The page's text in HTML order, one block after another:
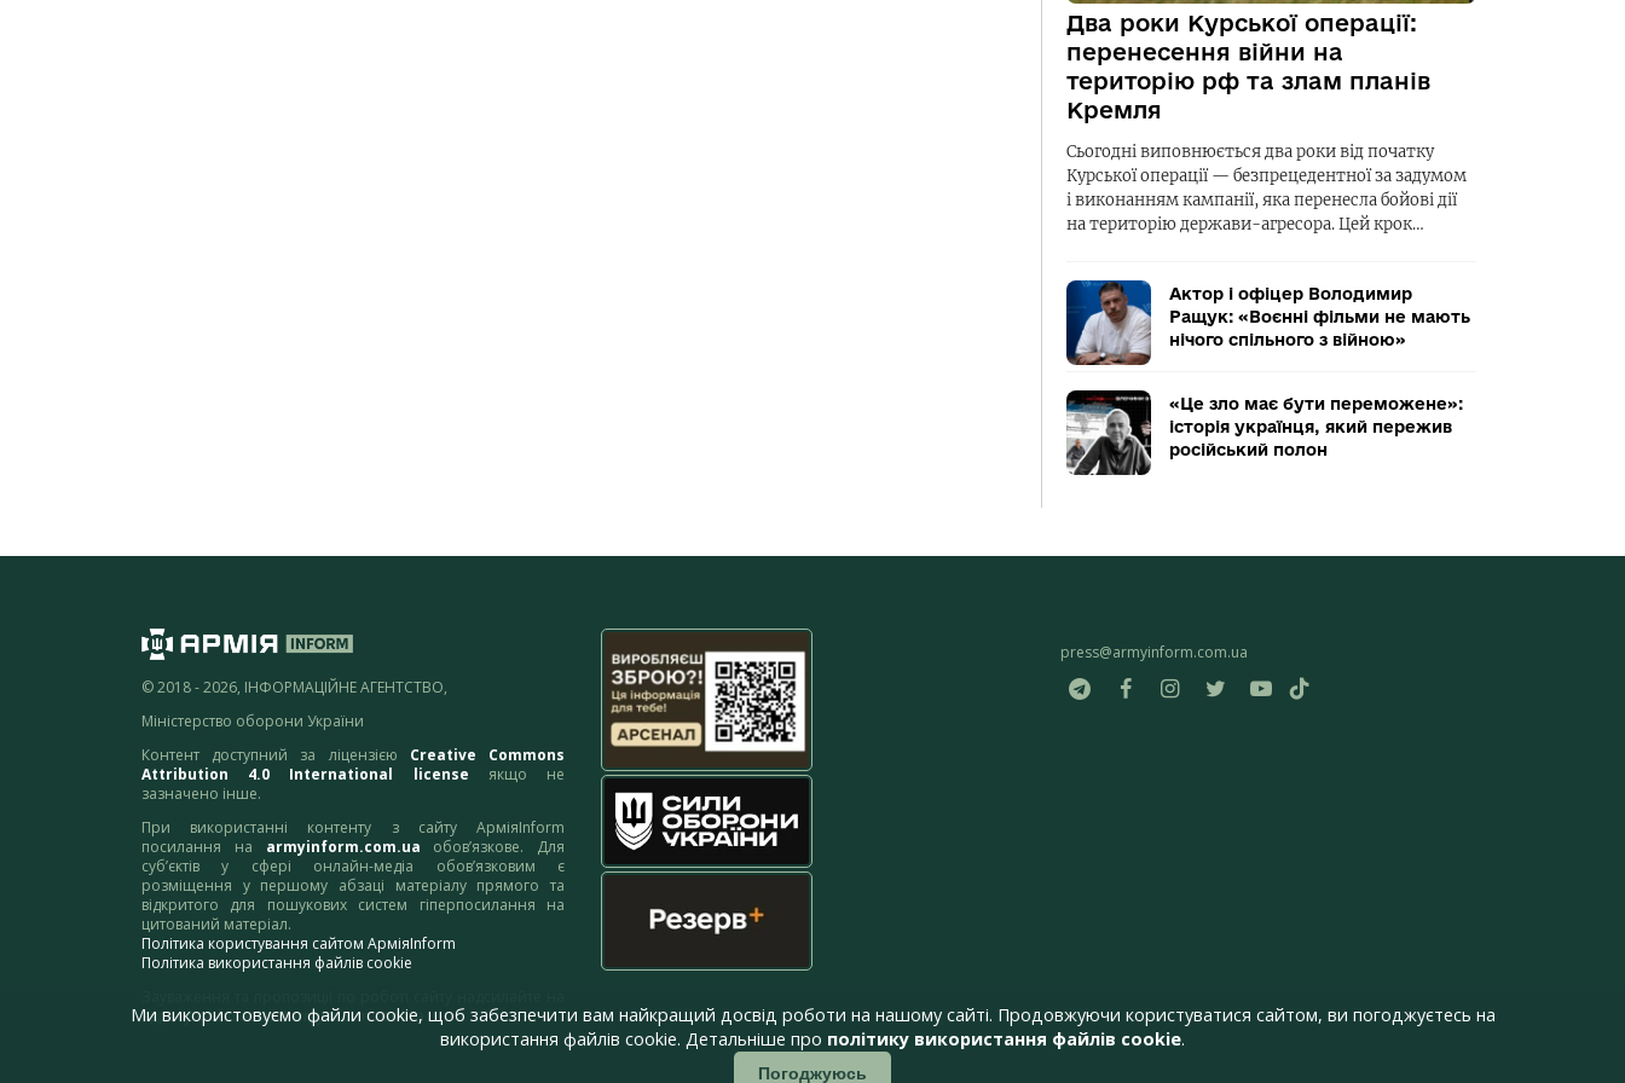
Два роки Курської операції:
перенесення війни на
територію рф та злам планів
Кремля
Сьогодні виповнюється два роки від початку
Курської операції — безпрецедентної за задумом
і виконанням кампанії, яка перенесла бойові дії
на територію держави-агресора. Цей крок…
Актор і офіцер Володимир
Ращук: «Воєнні фільми не мають
нічого спільного з війною»
«Це зло має бути переможене»:
історія українця, який пережив
російський полон
© 2018 - 2026, ІНФОРМАЦІЙНЕ АГЕНТСТВО,
Міністерство оборони України
Контент доступний за ліцензією Creative Commons
Attribution 4.0 International license якщо не
зазначено інше.
При використанні контенту з сайту АрміяInform
посилання на armyinform.com.ua обов’язкове. Для
суб’єктів у сфері онлайн-медіа обов’язковим є
розміщення у першому абзаці матеріалу прямого та
відкритого для пошукових систем гіперпосилання на
цитований матеріал.
Політика користування сайтом АрміяInform
Політика використання файлів cookie
адресу:webmaster@armyinform.com.ua
press@armyinform.com.ua
Ми використовуємо файли cookie, щоб забезпечити вам найкращий досвід роботи на нашому сайті. Продовжуючи користуватися сайтом, ви погоджуєтесь на
використання файлів cookie. Детальніше про політику використання файлів cookie.
Погоджуюсь